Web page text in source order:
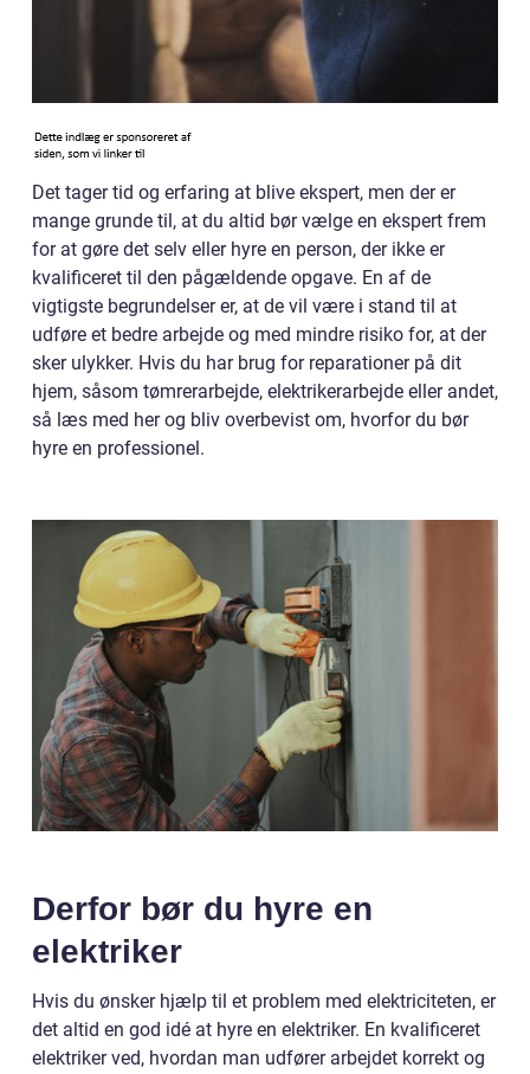
Det tager tid og erfaring at blive ekspert, men der er
mange grunde til, at du altid bør vælge en ekspert frem
for at gøre det selv eller hyre en person, der ikke er
kvalificeret til den pågældende opgave. En af de
vigtigste begrundelser er, at de vil være i stand til at
udføre et bedre arbejde og med mindre risiko for, at der
sker ulykker. Hvis du har brug for reparationer på dit
hjem, såsom tømrerarbejde, elektrikerarbejde eller andet,
så læs med her og bliv overbevist om, hvorfor du bør
hyre en professionel.
Derfor bør du hyre en
elektriker
Hvis du ønsker hjælp til et problem med elektriciteten, er
det altid en god idé at hyre en elektriker. En kvalificeret
elektriker ved, hvordan man udfører arbejdet korrekt og